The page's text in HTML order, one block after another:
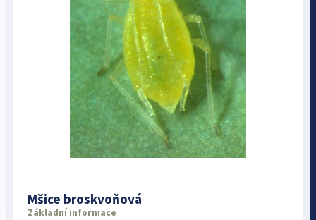
Mšice broskvoňová
Základní informace